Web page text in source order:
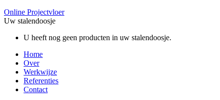
Online Projectvloer
Uw stalendoosje
U heeft nog geen producten in uw stalendoosje.
Home
Over
Werkwijze
Referenties
Contact